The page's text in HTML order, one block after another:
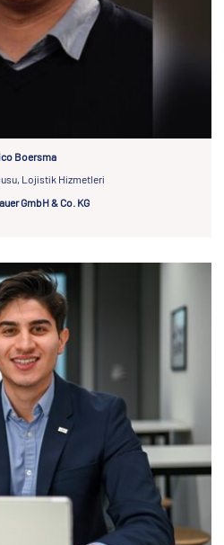
Boersma
Lojistik Hizmetleri
GmbH & Co. KG